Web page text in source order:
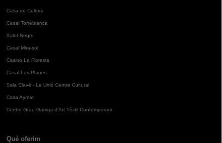
Casa de Cultura
Casal Torreblanca
Xalet Negre
Casal Mira-sol
Casino La Floresta
Casal Les Planes
Sala Clavé - La Unió Centre Cultural
Casa Aymat
Centre Grau-Garriga d'Art Tèxtil Contemporani
Què oferim